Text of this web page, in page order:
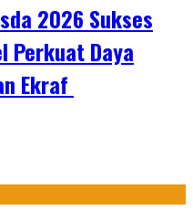
2026 Sukses
Perkuat Daya
Ekraf